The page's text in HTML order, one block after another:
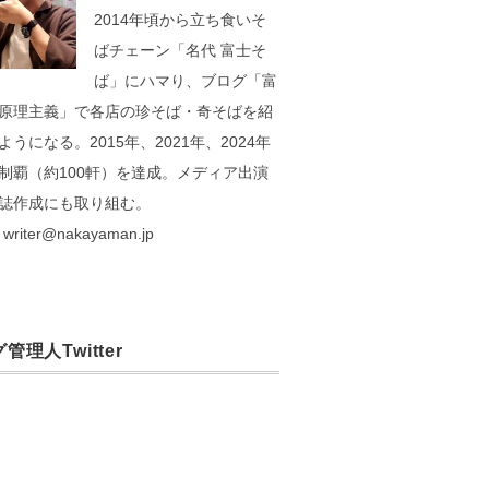
2014年頃から立ち食いそ
ばチェーン「名代 富士そ
ば」にハマり、ブログ「富
理主義」で各店の珍そば・奇そばを紹
うになる。2015年、2021年、2024年
覇（約100軒）を達成。メディア出演
作成にも取り組む。
writer@nakayaman.jp
管理人Twitter